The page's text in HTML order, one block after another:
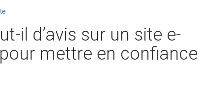
il d’avis sur un site e-
mettre en confiance